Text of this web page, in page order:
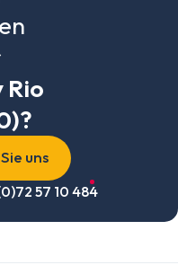
uns
57 10 484